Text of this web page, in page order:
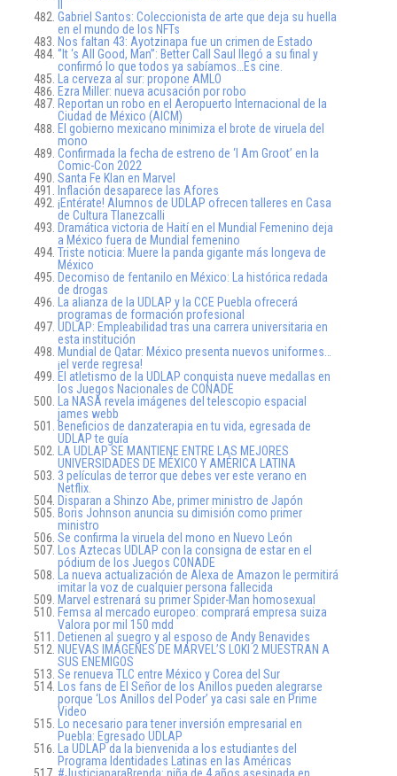
Gabriel Santos: Coleccionista de arte que deja su huella
en el mundo de los NFTs
Nos faltan 43: Ayotzinapa fue un crimen de Estado
‘’It ‘s All Good, Man’’: Better Call Saul llegó a su final y
confirmó lo que todos ya sabíamos…Es cine.
La cerveza al sur: propone AMLO
Ezra Miller: nueva acusación por robo
Reportan un robo en el Aeropuerto Internacional de la
Ciudad de México (AICM)
El gobierno mexicano minimiza el brote de viruela del
mono
Confirmada la fecha de estreno de ‘I Am Groot’ en la
Comic-Con 2022
Santa Fe Klan en Marvel
Inflación desaparece las Afores
¡Entérate! Alumnos de UDLAP ofrecen talleres en Casa
de Cultura Tlanezcalli
Dramática victoria de Haití en el Mundial Femenino deja
a México fuera de Mundial femenino
Triste noticia: Muere la panda gigante más longeva de
México
Decomiso de fentanilo en México: La histórica redada
de drogas
La alianza de la UDLAP y la CCE Puebla ofrecerá
programas de formación profesional
UDLAP: Empleabilidad tras una carrera universitaria en
esta institución
Mundial de Qatar: México presenta nuevos uniformes…
¡el verde regresa!
El atletismo de la UDLAP conquista nueve medallas en
los Juegos Nacionales de CONADE
La NASA revela imágenes del telescopio espacial
james webb
Beneficios de danzaterapia en tu vida, egresada de
UDLAP te guía
LA UDLAP SE MANTIENE ENTRE LAS MEJORES
UNIVERSIDADES DE MÉXICO Y AMÉRICA LATINA
3 películas de terror que debes ver este verano en
Netflix.
Disparan a Shinzo Abe, primer ministro de Japón
Boris Johnson anuncia su dimisión como primer
ministro
Se confirma la viruela del mono en Nuevo León
Los Aztecas UDLAP con la consigna de estar en el
pódium de los Juegos CONADE
La nueva actualización de Alexa de Amazon le permitirá
imitar la voz de cualquier persona fallecida
Marvel estrenará su primer Spider-Man homosexual
Femsa al mercado europeo: comprará empresa suiza
Valora por mil 150 mdd
Detienen al suegro y al esposo de Andy Benavides
NUEVAS IMÁGENES DE MARVEL’S LOKI 2 MUESTRAN A
SUS ENEMIGOS
Se renueva TLC entre México y Corea del Sur
Los fans de El Señor de los Anillos pueden alegrarse
porque ‘Los Anillos del Poder’ ya casi sale en Prime
Video
Lo necesario para tener inversión empresarial en
Puebla: Egresado UDLAP
La UDLAP da la bienvenida a los estudiantes del
Programa Identidades Latinas en las Américas